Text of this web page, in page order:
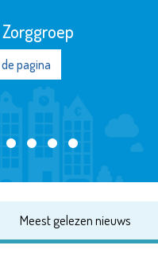
pagina
Meest gelezen nieuws